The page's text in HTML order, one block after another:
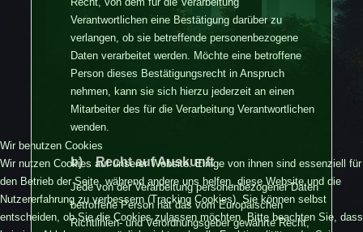
Verantwortlichen eine Bestätigung darüber zu
verlangen, ob sie betreffende personenbezogene
Daten verarbeitet werden. Möchte eine betroffene
Person dieses Bestätigungsrecht in Anspruch
nehmen, kann sie sich hierzu jederzeit an einen
Mitarbeiter des für die Verarbeitung Verantwortlichen
wenden.
b) Recht auf Auskunft
Jede von der Verarbeitung personenbezogener Daten
betroffene Person hat das vom Europäischen
Richtlinien- und Verordnungsgeber gewährte Recht,
Wir benutzen Cookies
Wir nutzen Cookies auf unserer Website. Einige von ihnen sind essenziell für
den Betrieb der Seite, während andere uns helfen, diese Website und die
Nutzererfahrung zu verbessern (Tracking Cookies). Sie können selbst
entscheiden, ob Sie die Cookies zulassen möchten. Bitte beachten Sie, dass